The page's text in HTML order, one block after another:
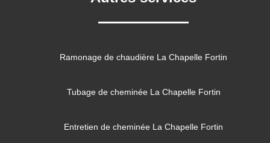
Ramonage de chaudière La Chapelle Fortin
Tubage de cheminée La Chapelle Fortin
Entretien de cheminée La Chapelle Fortin